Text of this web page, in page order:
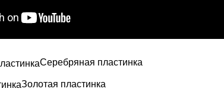
Серебряная пластинка
Золотая пластинка